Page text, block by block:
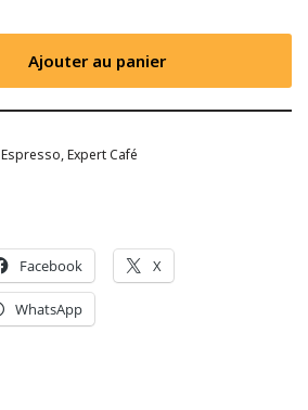
Ajouter au panier
Espresso,Expert Café
Facebook X
WhatsApp